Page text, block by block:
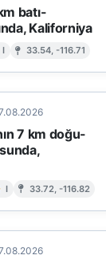
batı-
Kaliforniya
I 33.54, -116.71
7 km doğu-
I 33.72, -116.82